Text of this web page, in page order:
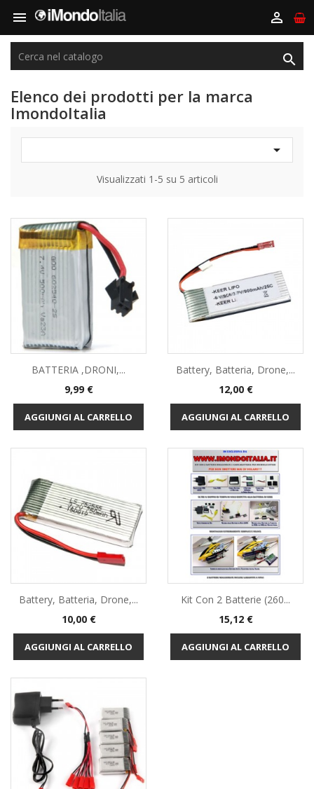
 

Elenco dei prodotti per la marca
ImondoItalia

Visualizzati 1-5 su 5 articoli
BATTERIA ,DRONI,...
Prezzo
9,99 €
AGGIUNGI AL CARRELLO
Battery, Batteria, Drone,...
Prezzo
12,00 €
AGGIUNGI AL CARRELLO
Battery, Batteria, Drone,...
Prezzo
10,00 €
AGGIUNGI AL CARRELLO
Kit Con 2 Batterie (260...
Prezzo
15,12 €
AGGIUNGI AL CARRELLO